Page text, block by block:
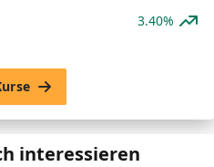
3.40%
interessieren